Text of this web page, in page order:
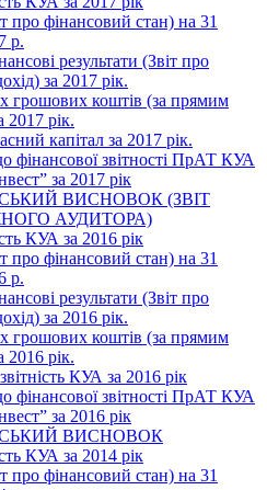
про фінансовий стан) на 31
р.
результати (Звіт про
за 2017 рік.
грошових коштів (за прямим
2017 рік.
капітал за 2017 рік.
фінансової звітності ПрАТ КУА
за 2017 рік
ВИСНОВОК (ЗВІТ
АУДИТОРА)
КУА за 2016 рік
про фінансовий стан) на 31
р.
результати (Звіт про
за 2016 рік.
грошових коштів (за прямим
2016 рік.
КУА за 2016 рік
фінансової звітності ПрАТ КУА
за 2016 рік
ВИСНОВОК
КУА за 2014 рік
про фінансовий стан) на 31